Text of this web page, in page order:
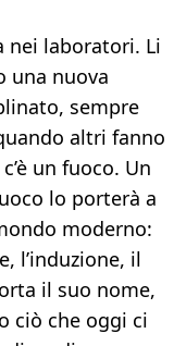
nei laboratori. Li
una nuova
sempre
altri fanno
un fuoco. Un
lo porterà a
moderno:
l’induzione, il
il suo nome,
ciò che oggi ci